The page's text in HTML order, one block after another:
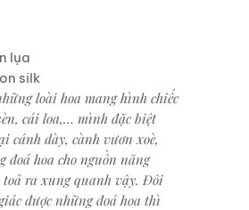
lụa
silk
loài hoa mang hình chiếc
cái loa,… mình đặc biệt
cánh dày, cành vươn xoè,
đoá hoa cho nguồn năng
toả ra xung quanh vậy. Đôi
được những đoá hoa thì